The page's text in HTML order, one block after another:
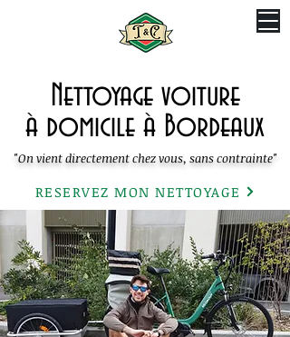
Nettoyage voiture
à domicile à Bordeaux
"On vient directement chez vous, sans contrainte"
RESERVEZ MON NETTOYAGE